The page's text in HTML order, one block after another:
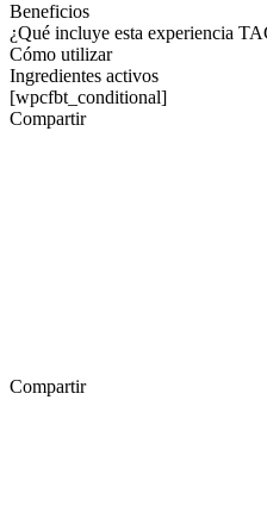
Beneficios
¿Qué incluye esta experiencia
Cómo utilizar
Ingredientes activos
[wpcfbt_conditional]
Compartir
Compartir